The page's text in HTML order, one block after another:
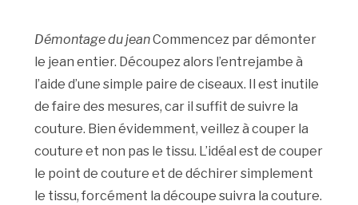
Démontage du jeanCommencez par démonter
le jean entier. Découpez alors l’entrejambe à
l’aide d’une simple paire de ciseaux. Il est inutile
de faire des mesures, car il suffit de suivre la
couture. Bien évidemment, veillez à couper la
couture et non pas le tissu. L’idéal est de couper
le point de couture et de déchirer simplement
le tissu, forcément la découpe suivra la couture.